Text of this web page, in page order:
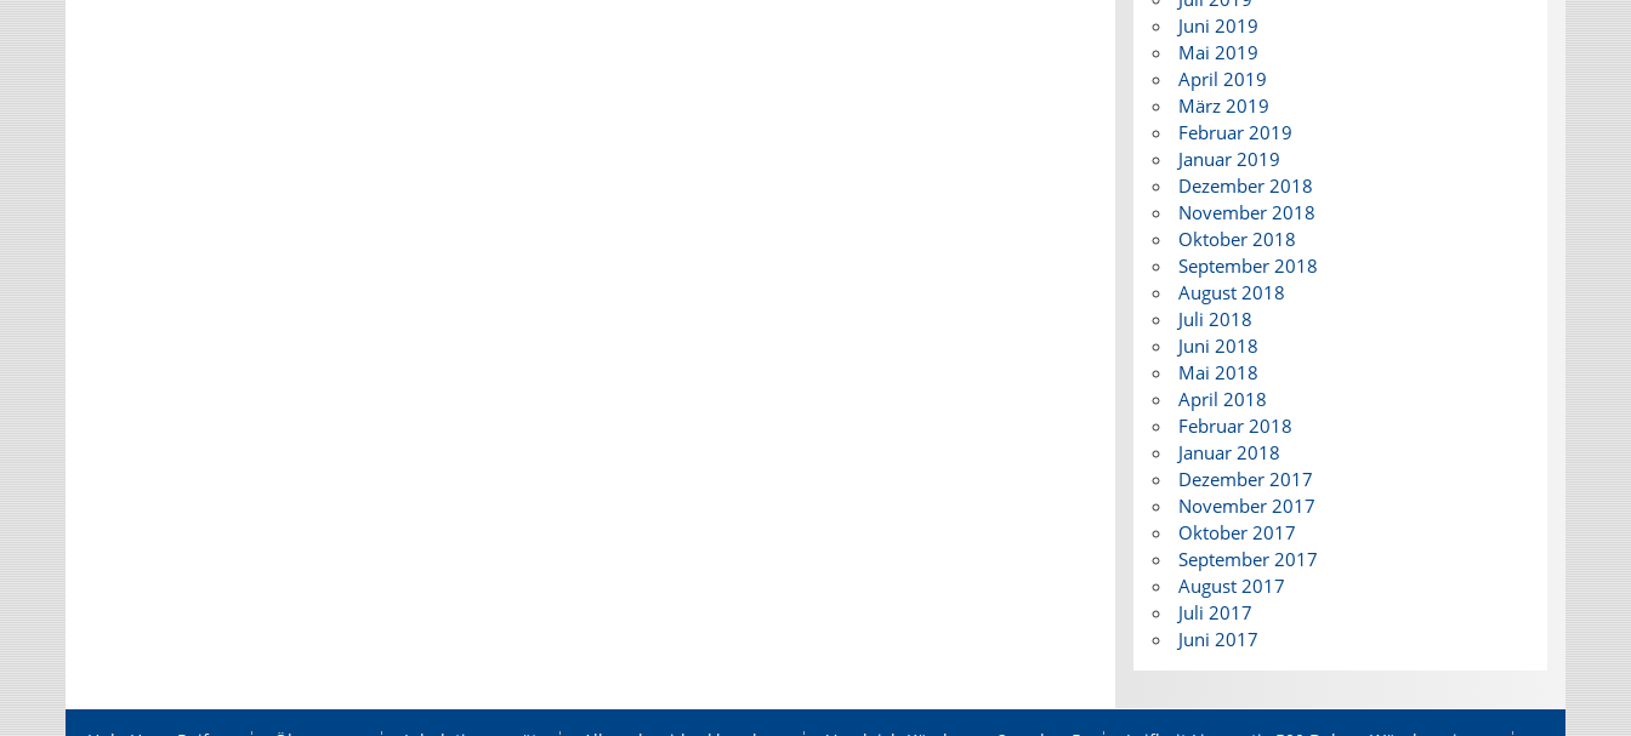
Juni 2019
Mai 2019
April 2019
März 2019
Februar 2019
Januar 2019
Dezember 2018
November 2018
Oktober 2018
September 2018
August 2018
Juli 2018
Juni 2018
Mai 2018
April 2018
Februar 2018
Januar 2018
Dezember 2017
November 2017
Oktober 2017
September 2017
August 2017
Juli 2017
Juni 2017